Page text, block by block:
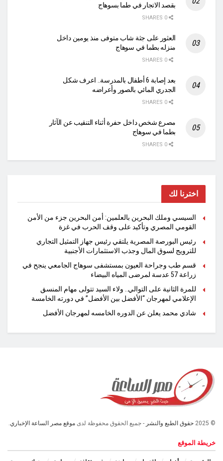
بقصد الاتجار في طما بسوهاج
العثور على جثة شاب متوفى منذ يومين داخل
منزله بطما في سوهاج
بعد إصابة 6 أطفال بالمدرسة.. اعرف شكل
الجدري المائي بالصور وأعراضه
مصرع شخص داخل حفرة أثناء التنقيب عن الآثار
بطما في سوهاج
اخترنا لك
السيسي وملك البحرين بالعلمين: أمن البحرين جزء من الأمن
القومي المصري وتأكيد على وقف الحرب في غزة
رئيس البورصة المصرية يلتقي رئيس جهاز التمثيل التجاري
للترويج لسوق المال وجذب الاستثمارات الأجنبية
قسم طب وجراحة العيون بمستشفى سوهاج الجامعي ينجح في
زراعة 57 عدسة لمرضى المياه البيضاء
للمرة الثانية على التوالي.. ولاء السيد تتولى مهام المنسق
الإعلامي لمهرجان “الأفضل بين الأفضل” في دورته الخامسة
شادي محمد يعلن عن الدوره الخامسه لمهرجان الأفضل
© 2025 حقوق الطبع والنشر - جميع الحقوق محفوظة لدى موقع مصر الساعة الإخباري.
خريطة الموقع